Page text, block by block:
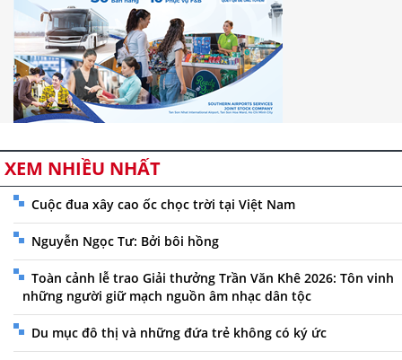
XEM NHIỀU NHẤT
Cuộc đua xây cao ốc chọc trời tại Việt Nam
Nguyễn Ngọc Tư: Bởi bôi hồng
Toàn cảnh lễ trao Giải thưởng Trần Văn Khê 2026: Tôn vinh
những người giữ mạch nguồn âm nhạc dân tộc
Du mục đô thị và những đứa trẻ không có ký ức